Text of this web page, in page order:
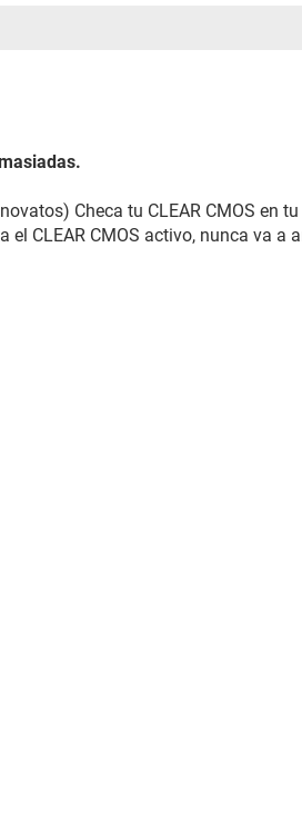
Checa tu CLEAR CMOS en
el CLEAR CMOS activo, nunca va a